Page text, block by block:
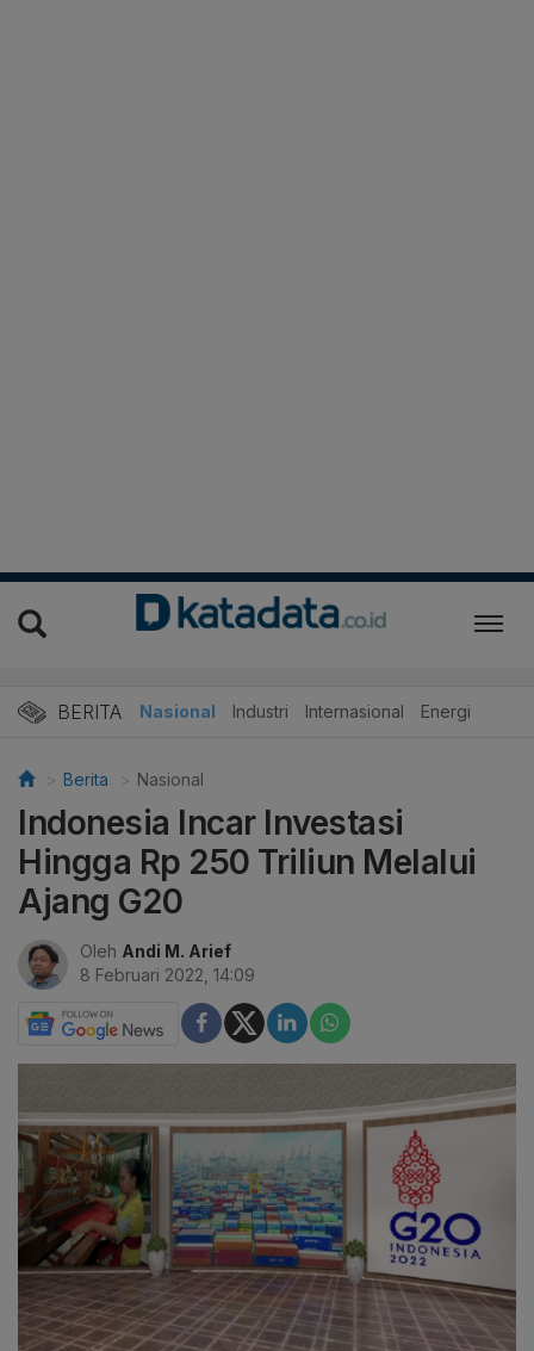
BERITA Nasional Industri Internasional Energi
Berita Nasional
Indonesia Incar Investasi
Hingga Rp 250 Triliun Melalui
Ajang G20
Oleh Andi M. Arief
8 Februari 2022, 14:09